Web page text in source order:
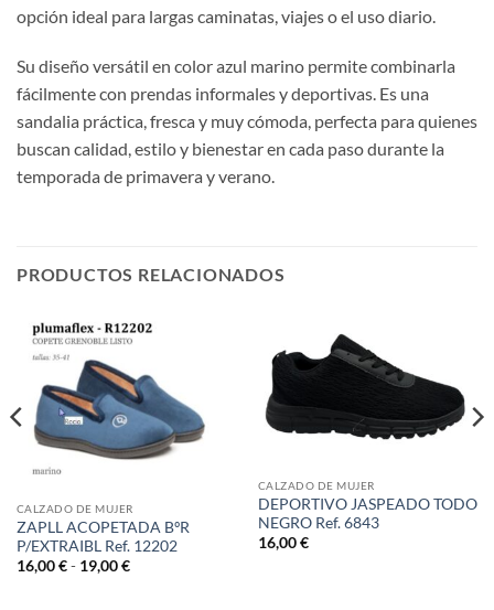
opción ideal para largas caminatas, viajes o el uso diario.
Su diseño versátil en color azul marino permite combinarla
fácilmente con prendas informales y deportivas. Es una
sandalia práctica, fresca y muy cómoda, perfecta para quienes
buscan calidad, estilo y bienestar en cada paso durante la
temporada de primavera y verano.
PRODUCTOS RELACIONADOS
CALZADO DE MUJER
ZAPLL ACOPETADA BºR
P/EXTRAIBL Ref. 12202
16,00€ - 19,00€Rango
CALZADO DE MUJER
DEPORTIVO JASPEADO TODO
NEGRO Ref. 6843
16,00€